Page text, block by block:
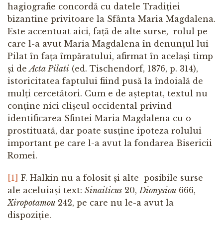
hagiografie concordă cu datele Tradiției
bizantine privitoare la Sfânta Maria Magdalena.
Este accentuat aici, față de alte surse, rolul pe
care l-a avut Maria Magdalena în denunțul lui
Pilat în fața împăratului, afirmat în același timp
și deActa Pilati (ed. Tischendorf, 1876, p. 314),
istoricitatea faptului fiind pusă la îndoială de
mulți cercetători. Cum e de așteptat, textul nu
conține nici clișeul occidental privind
identificarea Sfintei Maria Magdalena cu o
prostituată, dar poate susține ipoteza rolului
important pe care l-a avut la fondarea Bisericii
Romei.
[1]
F. Halkin nu a folosit și alte posibile surse
ale aceluiași text: Sinaiticus 20,Dionysiou 666,
Xiropotamou 242, pe care nu le-a avut la
dispoziție.